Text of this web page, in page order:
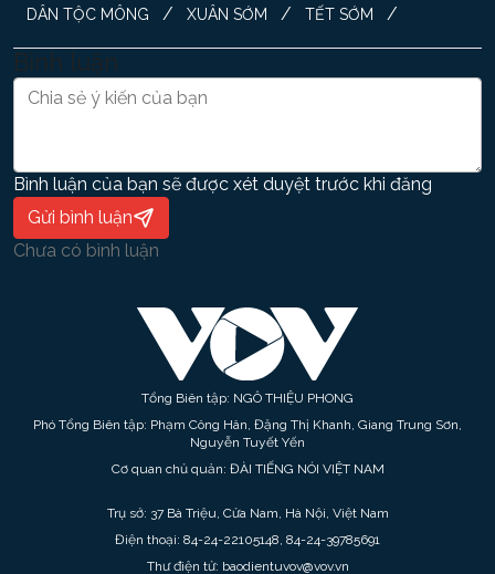
DÂN TỘC MÔNG / XUÂN SỚM / TẾT SỚM /
Bình luận
Bình luận của bạn sẽ được xét duyệt trước khi đăng
Gửi bình luận
Chưa có bình luận
Tổng Biên tập: NGÔ THIỆU PHONG
Phó Tổng Biên tập: Phạm Công Hân, Đặng Thị Khanh, Giang Trung Sơn,
Nguyễn Tuyết Yến
Cơ quan chủ quản: ĐÀI TIẾNG NÓI VIỆT NAM
Trụ sở: 37 Bà Triệu, Cửa Nam, Hà Nội, Việt Nam
Điện thoại: 84-24-22105148, 84-24-39785691
Thư điện tử: baodientuvov@vov.vn